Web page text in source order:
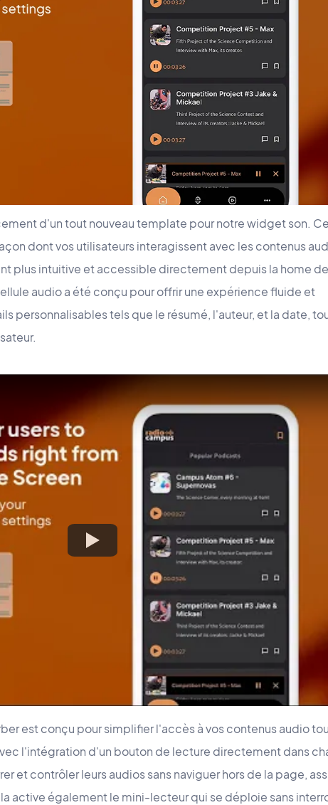
d'un tout nouveau template pour notre widget son.
dont vos utilisateurs interagissent avec les contenus
plus intuitive et accessible directement depuis la home de
audio a été conçu pour offrir une expérience fluide et
personnalisables tels que le résumé, l'auteur, et la date,
est conçu pour simplifier l'accès à vos contenus audio
l'intégration d'un bouton de lecture directement dans
et contrôler leurs audios sans naviguer hors de la page,
active également le mini-lecteur qui se déploie sans